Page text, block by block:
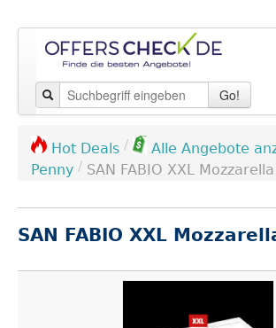
Go!
Hot Deals / Alle Angebote
Penny / SAN FABIO XXL Mozzarella
SAN FABIO XXL